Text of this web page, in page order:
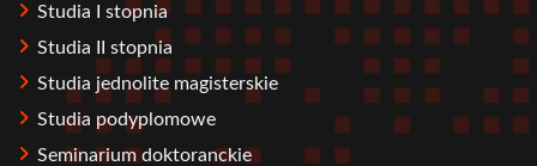
Studia I stopnia
Studia II stopnia
Studia jednolite magisterskie
Studia podyplomowe
Seminarium doktoranckie